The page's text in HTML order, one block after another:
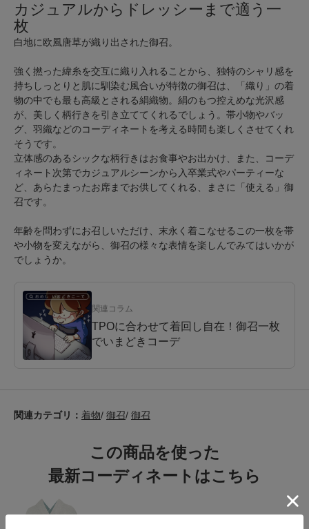
カジュアルからドレッシーまで適う一
枚
白地に欧風唐草が織り出された御召。
強く撚った緯糸を交互に織り入れることから、独特のシャリ感を
持ちしっとりと肌に馴染む風合いが特徴の御召は、「織り」の着
物の中でも最も高級とされる絹織物。絹のもつ控えめな光沢感
が、美しく柄行きを引き立ててくれるでしょう。帯小物やバッ
グ、羽織などのコーディネートを考える時間も楽しくさせてくれ
そうです。
立体感のあるシックな柄行きはお食事やお出かけ、また、コーデ
ィネート次第でカジュアルシーンから入卒業式やパーティーな
ど、あらたまったお席までお供してくれる、まさに「使える」御
召です。
年齢を問わずにお召しいただけ、末永く着こなせるこの一枚を帯
や小物を変えながら、御召の様々な表情を楽しんでみてはいかが
でしょうか。
関連コラム
TPOに合わせて着回し自在！御召一枚
でいまどきコーデ
関連カテゴリ： 着物/ 御召/ 御召
この商品を使った
最新コーディネートはこちら